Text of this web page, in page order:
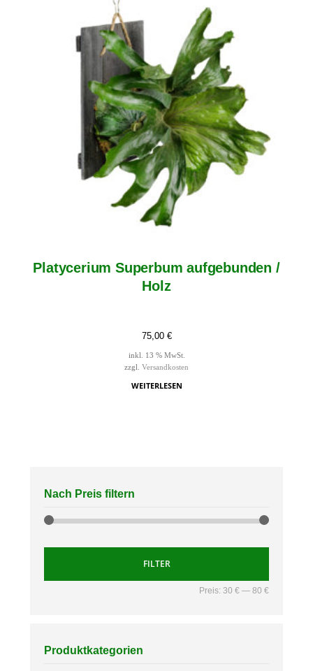
Platycerium Superbum aufgebunden /
Holz
75,00 €
inkl. 13 % MwSt.
zzgl. Versandkosten
WEITERLESEN
Nach Preis filtern
FILTER
Preis:30 € —80 €
Produktkategorien